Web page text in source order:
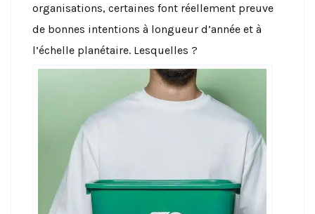
organisations, certaines font réellement preuve
de bonnes intentions à longueur d’année et à
l’échelle planétaire. Lesquelles ?